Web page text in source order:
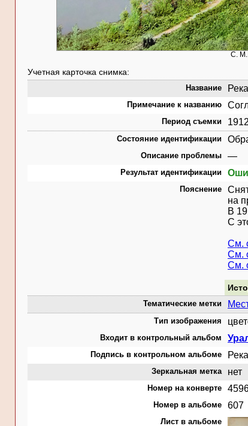
С. М.
Учетная карточка снимка:
Название
Примечание к названию
Период съемки
Состояние идентификации
Описание проблемы —
Результат идентификации
Пояснение
на
В
С
См.
См.
См.
Тематические метки
Тип изображения
Входит в контрольный альбом
Подпись в контрольном альбоме
Зеркальная метка нет
Номер на конверте
Номер в альбоме 607
Лист в альбоме